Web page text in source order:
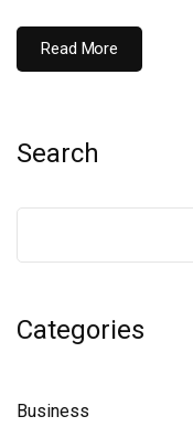
Read More
Search
Categories
Business